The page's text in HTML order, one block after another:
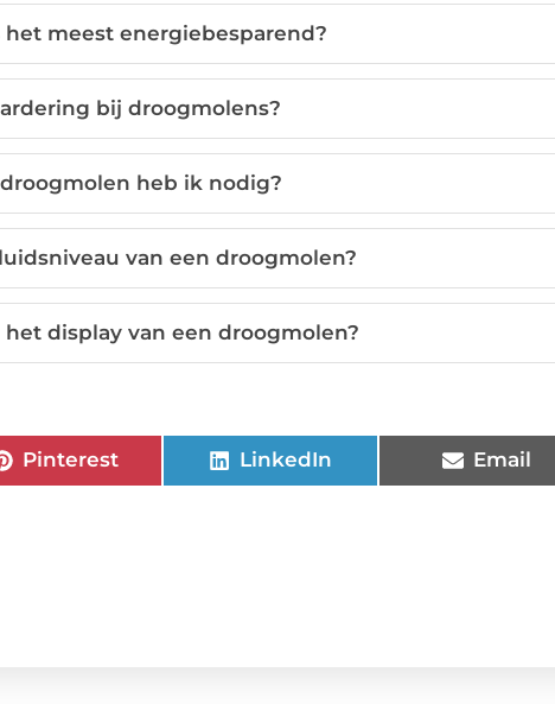
meest energiebesparend?
bij droogmolens?
heb ik nodig?
van een droogmolen?
display van een droogmolen?
Pinterest LinkedIn Email